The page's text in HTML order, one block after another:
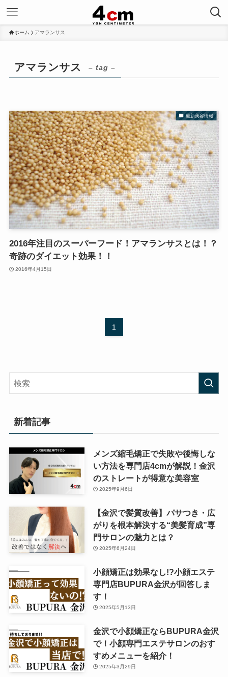
ホーム アマランサス
アマランサス – tag –
最新美容情報
2016年注目のスーパーフード！アマランサスとは！？
奇跡のダイエット効果！！
2016年4月15日
1
新着記事
メンズ縮毛矯正で失敗や後悔しな
い方法を専門店4cmが解説！金沢
のストレートが得意な美容室
2025年9月6日
【金沢で髪質改善】パサつき・広
がりを根本解決する“美髪育成”専
門サロンの魅力とは？
2025年6月24日
小顔矯正は効果なし!?小顔エステ
専門店BUPURA金沢が回答しま
す！
2025年5月13日
金沢で小顔矯正ならBUPURA金沢
で！小顔専門エステサロンのおす
すめメニューを紹介！
2025年3月29日